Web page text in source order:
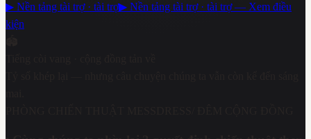
▶ Nền tảng tài trợ · tài trợ▶ Nền tảng tài trợ · tài trợ — Xem điều
kiện